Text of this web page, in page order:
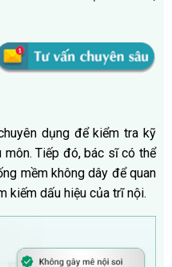
dụng để kiểm tra kỹ
Tiếp đó, bác sĩ có thể
mềm không dây để quan
kiếm dấu hiệu của trĩ nội.